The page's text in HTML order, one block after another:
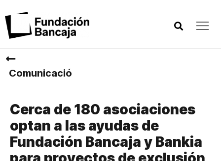
Comunicació
Cerca de 180 asociaciones
optan a las ayudas de
Fundación Bancaja y Bankia